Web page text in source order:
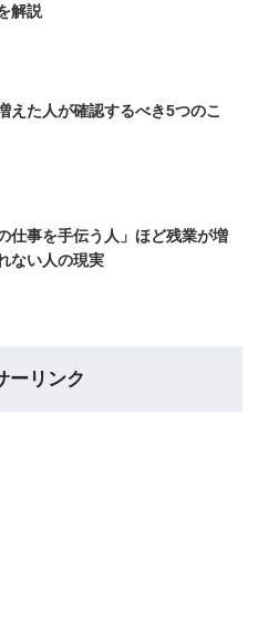
解説
えた人が確認するべき5つのこ
仕事を手伝う人」ほど残業が増
ない人の現実
ーリンク